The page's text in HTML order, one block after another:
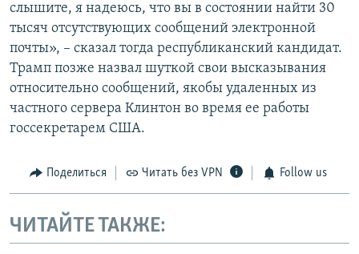
слышите, я надеюсь, что вы в состоянии найти 30
тысяч отсутствующих сообщений электронной
почты», – сказал тогда республиканский кандидат.
Трамп позже назвал шуткой свои высказывания
относительно сообщений, якобы удаленных из
частного сервера Клинтон во время ее работы
госсекретарем США.
Поделиться Читать без VPN Follow us
ЧИТАЙТЕ ТАКЖЕ: